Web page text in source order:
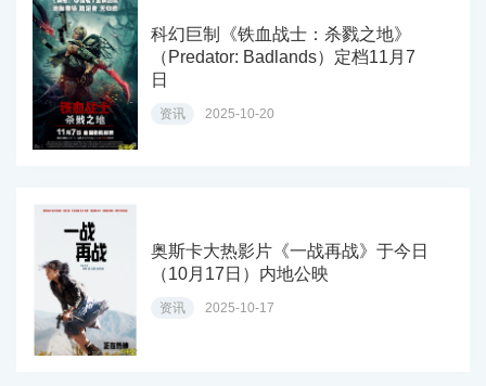
科幻巨制《铁血战士：杀戮之地》
（Predator: Badlands）定档11月7
日
资讯 2025-10-20
奥斯卡大热影片《一战再战》于今日
（10月17日）内地公映
资讯 2025-10-17